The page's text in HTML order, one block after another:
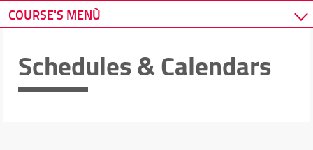
COURSE'S MENÙ
Degree Program
Courses
Schedules & Calendars